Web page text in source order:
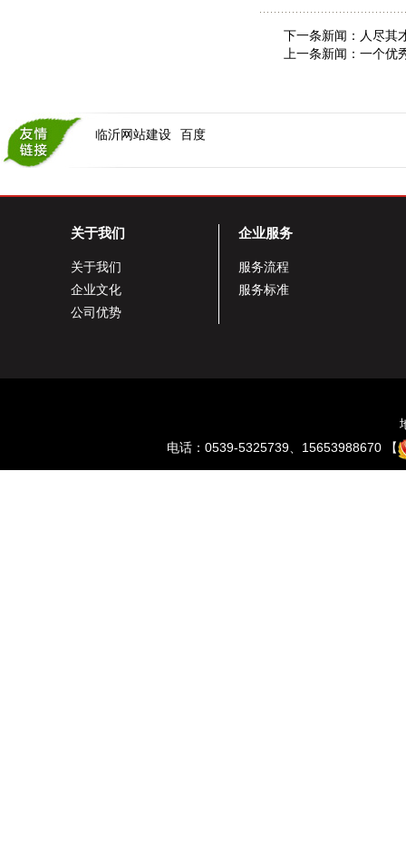
下一条新闻： 人尽其
上一条新闻： 一个优
临沂网站建设 百度
关于我们
关于我们
企业文化
公司优势
企业服务
服务流程
服务标准
电话：0539-5325739、15653988670 【